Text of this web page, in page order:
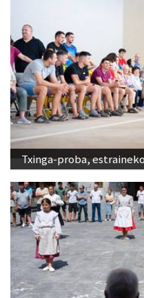
Txinga-proba,